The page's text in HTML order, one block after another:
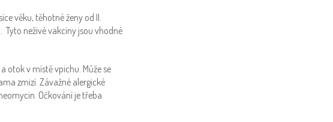
věku, těhotné ženy od II.
neživé vakcíny jsou vhodné
otok v místě vpichu. Může se
zmizí. Závažné alergické
Očkování je třeba